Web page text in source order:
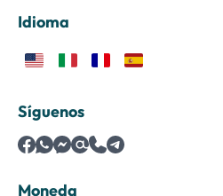
Idioma
Síguenos
Moneda